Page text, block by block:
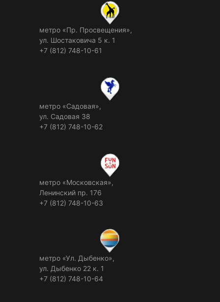
метро «Пр. Просвещения»,
ул. Шостаковича 5 к. 1
+7 (812) 748-10-61
метро «Садовая»,
ул. Садовая 38
+7 (812) 748-10-62
метро «Московская»,
Ленинский пр. 176
+7 (812) 748-10-63
метро «Ул. Дыбенко»,
ул. Дыбенко 22 к. 1
+7 (812) 748-10-64